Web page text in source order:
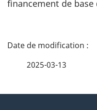
financement de base
D
2025-03-13